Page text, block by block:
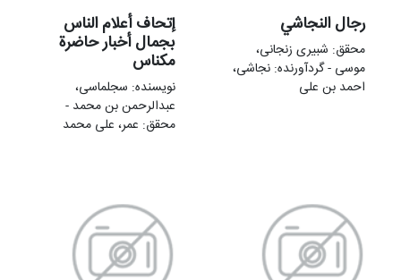
رجال النجاشي
محقق: شبیری زنجانی،
موسی - گردآورنده: نجاشی،
احمد بن علی
إتحاف أعلام الناس
بجمال أخبار حاضرة
مکناس
نویسنده: سجلماسی،
عبدالرحمن بن محمد -
محقق: عمر، علی محمد